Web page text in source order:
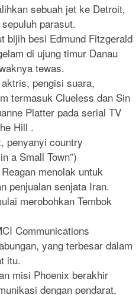
sebuah jet ke Detroit,
parasut.
bijih besi Edmund Fitzgerald
di ujung timur Danau
tewas.
pengisi suara,
termasuk Clueless dan Sin
Platter pada serial TV
Hill .
penyanyi country
a Small Town”)
menolak untuk
penjualan senjata Iran.
merobohkan Tembok
Communications
yang terbesar dalam
itu.
misi Phoenix berakhir
dengan pendarat,